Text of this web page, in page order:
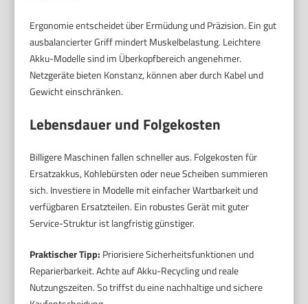
Ergonomie entscheidet über Ermüdung und Präzision. Ein gut
ausbalancierter Griff mindert Muskelbelastung. Leichtere
Akku-Modelle sind im Überkopfbereich angenehmer.
Netzgeräte bieten Konstanz, können aber durch Kabel und
Gewicht einschränken.
Lebensdauer und Folgekosten
Billigere Maschinen fallen schneller aus. Folgekosten für
Ersatzakkus, Kohlebürsten oder neue Scheiben summieren
sich. Investiere in Modelle mit einfacher Wartbarkeit und
verfügbaren Ersatzteilen. Ein robustes Gerät mit guter
Service-Struktur ist langfristig günstiger.
Praktischer Tipp: Priorisiere Sicherheitsfunktionen und
Reparierbarkeit. Achte auf Akku-Recycling und reale
Nutzungszeiten. So triffst du eine nachhaltige und sichere